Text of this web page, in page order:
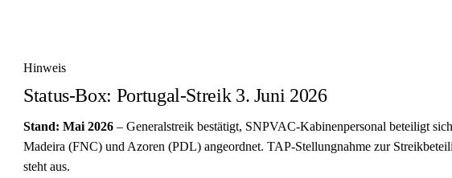
Hinweis
Status-Box: Portugal-Streik 3. Juni 2026
Stand: Mai 2026 – Generalstreik bestätigt, SNPVAC-Kabinenpersonal beteiligt
Madeira (FNC) und Azoren (PDL) angeordnet. TAP-Stellungnahme zur
steht aus.